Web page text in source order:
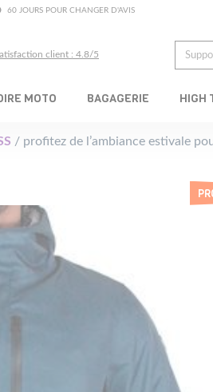
60 JOURS POUR CHANGER D'AVIS
client : 4.8/5
MOTO BAGAGERIE HIGH
/ profitez de l’ambiance estivale